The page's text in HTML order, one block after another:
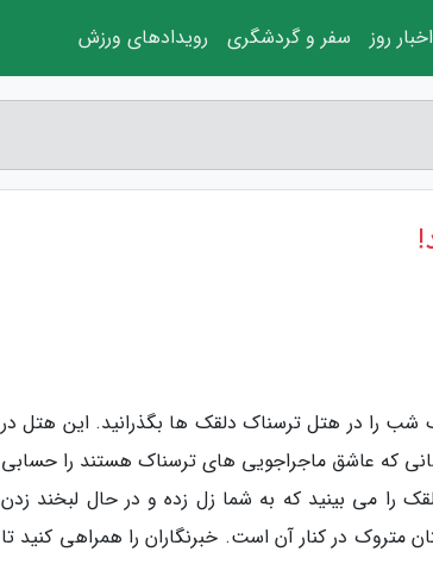
شب را در هتل ترسناک دلقک ها بگذرانید. این هتل در
که عاشق ماجراجویی های ترسناک هستند را حسابی
را می بینید که به شما زل زده و در حال لبخند زدن
در کنار آن است. خبرنگاران را همراهی کنید تا
اخبار روز سفر و گردشگری رویدادهای ورزش